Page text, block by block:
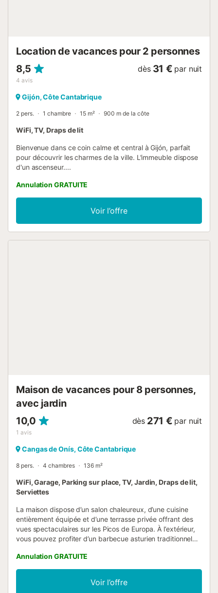
Location de vacances pour 2 personnes
8,5
4 avis
dès 31 € par nuit
Gijón, Côte Cantabrique
2 pers. 1 chambre 15 m² 900 m de la côte
WiFi, TV, Draps de lit
Bienvenue dans ce coin calme et central à Gijón, parfait
pour découvrir les charmes de la ville. L'immeuble dispose
d'un ascenseur....
Annulation GRATUITE
Voir l’offre
Maison de vacances pour 8 personnes,
avec jardin
10,0
1 avis
dès 271 € par nuit
Cangas de Onís, Côte Cantabrique
8 pers. 4 chambres 136 m²
WiFi, Garage, Parking sur place, TV, Jardin, Draps de lit,
Serviettes
La maison dispose d’un salon chaleureux, d’une cuisine
entièrement équipée et d’une terrasse privée offrant des
vues spectaculaires sur les Picos de Europa. À l’extérieur,
vous pouvez profiter d’un barbecue asturien traditionnel
l’endroit parfait pour partager des moments uniques,
savourer le cidre local et goûter les célèbres fromages de
la région. Entourée de nature et de paysages
impressionnants, Casa La Xerra offre un équilibre parfait
Annulation GRATUITE
Voir l’offre